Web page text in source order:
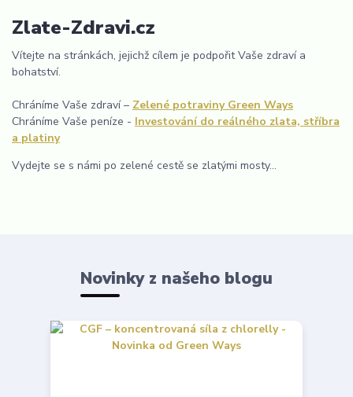
Zlate-Zdravi.cz
Vítejte na stránkách, jejichž cílem je podpořit Vaše zdraví a
bohatství.
Chráníme Vaše zdraví – Zelené potraviny Green Ways
Chráníme Vaše peníze - Investování do reálného zlata, stříbra
a platiny
Vydejte se s námi po zelené cestě se zlatými mosty...
Novinky z našeho blogu